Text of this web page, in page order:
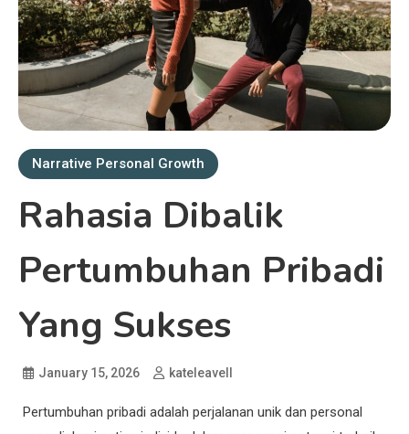
Narrative Personal Growth
Rahasia Dibalik
Pertumbuhan Pribadi
Yang Sukses
January 15, 2026 kateleavell
Pertumbuhan pribadi adalah perjalanan unik dan personal